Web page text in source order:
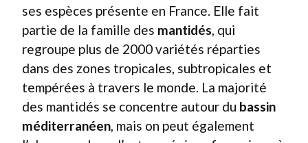
ses espèces présente en France. Elle fait
partie de la famille des mantidés , qui
regroupe plus de 2000 variétés réparties
dans des zones tropicales, subtropicales et
tempérées à travers le monde. La majorité
des mantidés se concentre autour du bassin
méditerranéen , mais on peut également